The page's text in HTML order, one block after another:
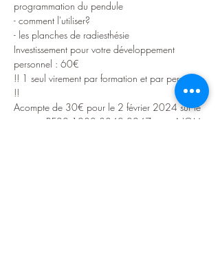
programmation du pendule
- comment l'utiliser?
- les planches de radiesthésie
Investissement pour votre développement
personnel : 60€
!! 1 seul virement par formation et par personne
!!
Acompte de 30€ pour le 2 février 2024 sur le
compte BE22 1030 3840 0247 avec NOM